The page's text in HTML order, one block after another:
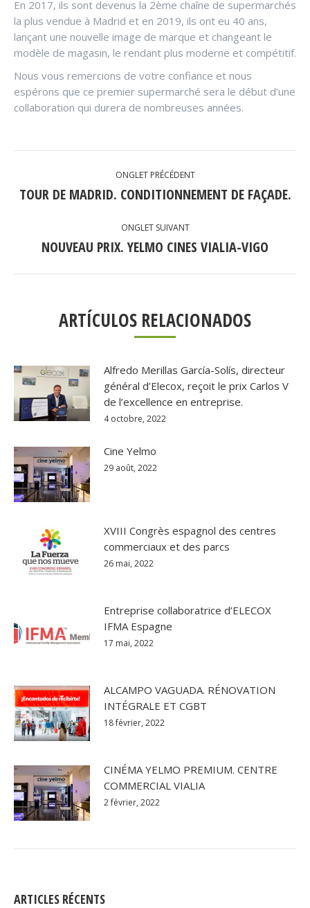
En 2017, ils sont devenus la 2ème chaîne de supermarchés
la plus vendue à Madrid et en 2019, ils ont eu 40 ans,
lançant une nouvelle image de marque et changeant le
modèle de magasin, le rendant plus moderne et compétitif.
Nous vous remercions de votre confiance et nous
espérons que ce premier supermarché sera le début d’une
collaboration qui durera de nombreuses années.
NAVIGATION
DE
COMMENTAIRE
ONGLET PRÉCÉDENT
Onglet
TOUR DE MADRID. CONDITIONNEMENT DE FAÇADE.
ONGLET SUIVANT
Onglet
NOUVEAU PRIX. YELMO CINES VIALIA-VIGO
ARTÍCULOS RELACIONADOS
Alfredo Merillas García-Solís, directeur
général d’Elecox, reçoit le prix Carlos V
de l’excellence en entreprise.
4 octobre, 2022
Cine Yelmo
29 août, 2022
XVIII Congrès espagnol des centres
commerciaux et des parcs
26 mai, 2022
Entreprise collaboratrice d’ELECOX
IFMA Espagne
17 mai, 2022
ALCAMPO VAGUADA. RÉNOVATION
INTÉGRALE ET CGBT
18 février, 2022
CINÉMA YELMO PREMIUM. CENTRE
COMMERCIAL VIALIA
2 février, 2022
ARTICLES RÉCENTS